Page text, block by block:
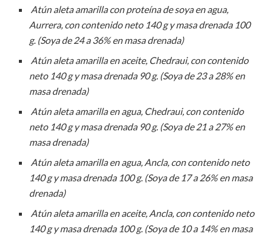
Atún aleta amarilla con proteína de soya en agua,
Aurrera, con contenido neto 140 g y masa drenada 100
g. (Soya de 24 a 36% en masa drenada)
Atún aleta amarilla en aceite, Chedraui, con contenido
neto 140 g y masa drenada 90 g. (Soya de 23 a 28% en
masa drenada)
Atún aleta amarilla en agua, Chedraui, con contenido
neto 140 g y masa drenada 90 g. (Soya de 21 a 27% en
masa drenada)
Atún aleta amarilla en agua, Ancla, con contenido neto
140 g y masa drenada 100 g. (Soya de 17 a 26% en masa
drenada)
Atún aleta amarilla en aceite, Ancla, con contenido neto
140 g y masa drenada 100 g. (Soya de 10 a 14% en masa